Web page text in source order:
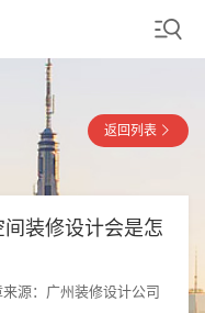
返回列表
装修设计会是怎
来源：广州装修设计公司